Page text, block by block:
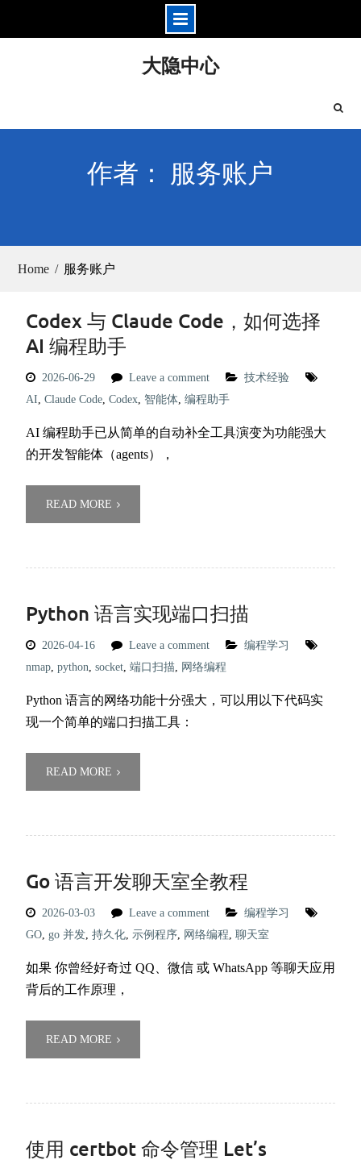
大隐中心
作者： 服务账户
Home 服务账户
Codex 与 Claude Code，如何选择
AI 编程助手
2026-06-29 Leave a comment
技术经验
AI, Claude Code, Codex, 智能体, 编程助手
AI 编程助手已从简单的自动补全工具演变为功能强大
的开发智能体（agents），
READ MORE
Python 语言实现端口扫描
2026-04-16 Leave a comment
编程学习
nmap, python, socket, 端口扫描, 网络编程
Python 语言的网络功能十分强大，可以用以下代码实
现一个简单的端口扫描工具：
READ MORE
Go 语言开发聊天室全教程
2026-03-03 Leave a comment
编程学习
GO, go 并发, 持久化, 示例程序, 网络编程, 聊天室
如果 你曾经好奇过 QQ、微信 或 WhatsApp 等聊天应用
背后的工作原理，
READ MORE
使用 certbot 命令管理 Let’s